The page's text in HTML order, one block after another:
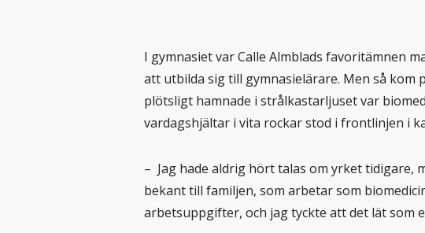
I gymnasiet var Calle Almblads favoritämnen
att utbilda sig till gymnasielärare. Men så kom
plötsligt hamnade i strålkastarljuset var
vardagshjältar i vita rockar stod i frontlinjen i
– Jag hade aldrig hört talas om yrket tidigare,
bekant till familjen, som arbetar som
arbetsuppgifter, och jag tyckte att det lät som